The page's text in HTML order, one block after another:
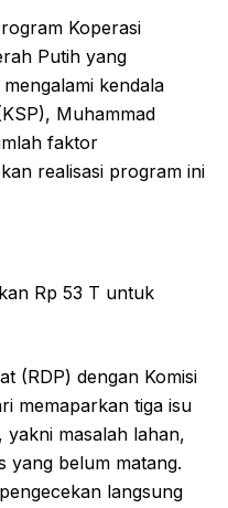
Koperasi
Putih yang
kendala
Muhammad
faktor
realisasi program ini
Rp 53 T untuk
(RDP) dengan Komisi
memaparkan tiga isu
yakni masalah lahan,
yang belum matang.
langsung